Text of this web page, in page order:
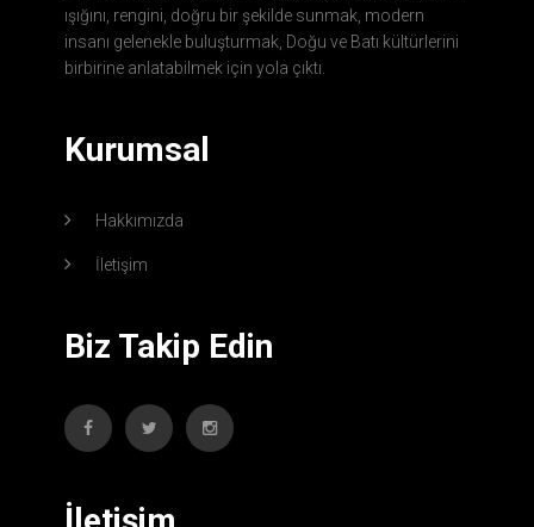
ışığını, rengini, doğru bir şekilde sunmak, modern
insanı gelenekle buluşturmak, Doğu ve Batı kültürlerini
birbirine anlatabilmek için yola çıktı.
Kurumsal
Hakkımızda
İletişim
Biz Takip Edin